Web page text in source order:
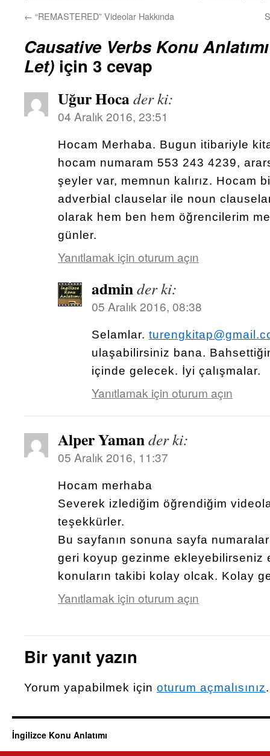
← “REMASTERED” Videolar Hakkında
Causative Verbs Konu
Let) için 3 cevap
Uğur Hocader ki:
04 Aralık 2016, 23:51
Hocam Merhaba. Bugun itibariyle
hocam numaram 553 243 4239,
şeyler var, memnun kalırız. Hocam
adverbial clauselar ile noun
olarak hem ben hem öğrencilerim
günler.
Yanıtlamak için oturum açın
adminder ki:
05 Aralık 2016, 08:38
Selamlar.
ulaşabilirsiniz bana.
içinde gelecek. İyi çalışmalar.
Yanıtlamak için oturum açın
Alper Yamander ki:
05 Aralık 2016, 11:37
Hocam merhaba
Severek izlediğim öğrendiğim
teşekkürler.
Bu sayfanın sonuna sayfa
geri koyup gezinme ekleyebilirseniz
konuların takibi kolay olcak. Kolay
Yanıtlamak için oturum açın
Bir yanıt yazın
Yorum yapabilmek için oturum açmalısınız.
İngilizce Konu Anlatımı